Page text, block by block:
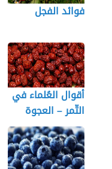
فوائد الفجل
أقوال العُلماء في
التّمر – العجوة